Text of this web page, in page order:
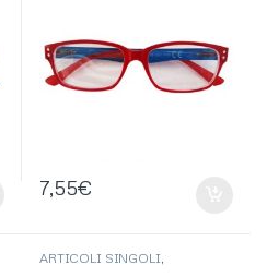
7,55€
ARTICOLI SINGOLI,